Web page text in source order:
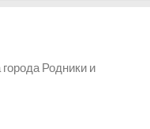
Родники и